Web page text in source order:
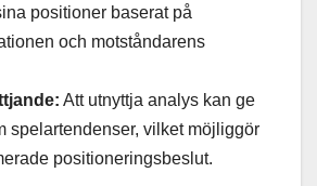
positioner baserat på
och motståndarens
Att utnyttja analys kan ge
spelartendenser, vilket möjliggör
positioneringsbeslut.